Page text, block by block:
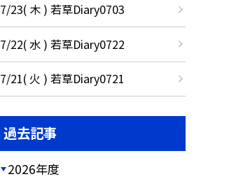
7/23( 木 ) 若草Diary0703
7/22( 水 ) 若草Diary0722
7/21( 火 ) 若草Diary0721
過去記事
2026年度